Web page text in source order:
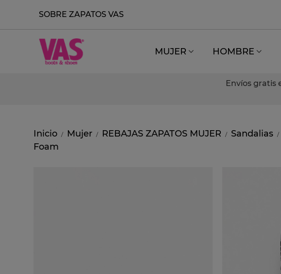
SOBRE ZAPATOS VAS
MUJER HOMBRE
Envíos gratis
Inicio / Mujer / REBAJAS ZAPATOS MUJER / Sandalias /
Foam